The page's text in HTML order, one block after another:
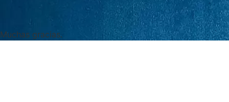
Muchas gracias.